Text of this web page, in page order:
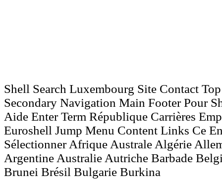
Shell Search Luxembourg Site Contact
Secondary Navigation Main Footer Pour
Aide Enter Term République Carrières
Euroshell Jump Menu Content Links Ce
Sélectionner Afrique Australe Algérie
Argentine Australie Autriche Barbade
Brunei Brésil Bulgarie Burkina